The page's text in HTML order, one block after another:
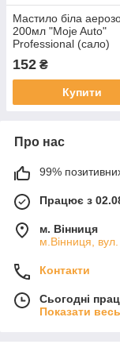
Мастило біла
200мл "Moje Auto"
Professional (сало)
152 ₴
Купити
Про нас
99%
Працює з
м. Вінниця
м.Вінниця,
Контакти
Сьогодні
Показати